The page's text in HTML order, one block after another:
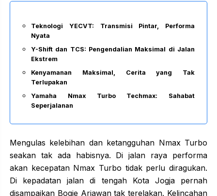
Teknologi YECVT: Transmisi Pintar, Performa
Nyata
Y-Shift dan TCS: Pengendalian Maksimal di Jalan
Ekstrem
Kenyamanan Maksimal, Cerita yang Tak
Terlupakan
Yamaha Nmax Turbo Techmax: Sahabat
Seperjalanan
Mengulas kelebihan dan ketangguhan Nmax Turbo
seakan tak ada habisnya. Di jalan raya performa
akan kecepatan Nmax Turbo tidak perlu diragukan.
Di kepadatan jalan di tengah Kota Jogja pernah
disampaikan Bogie Ariawan tak terelakan. Kelincahan